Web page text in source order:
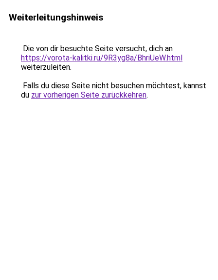
Weiterleitungshinweis
Die von dir besuchte Seite versucht, dich an
https://vorota-kalitki.ru/9R3yg8a/BhriUeW.html
weiterzuleiten.
Falls du diese Seite nicht besuchen möchtest, kannst
du zur vorherigen Seite zurückkehren.